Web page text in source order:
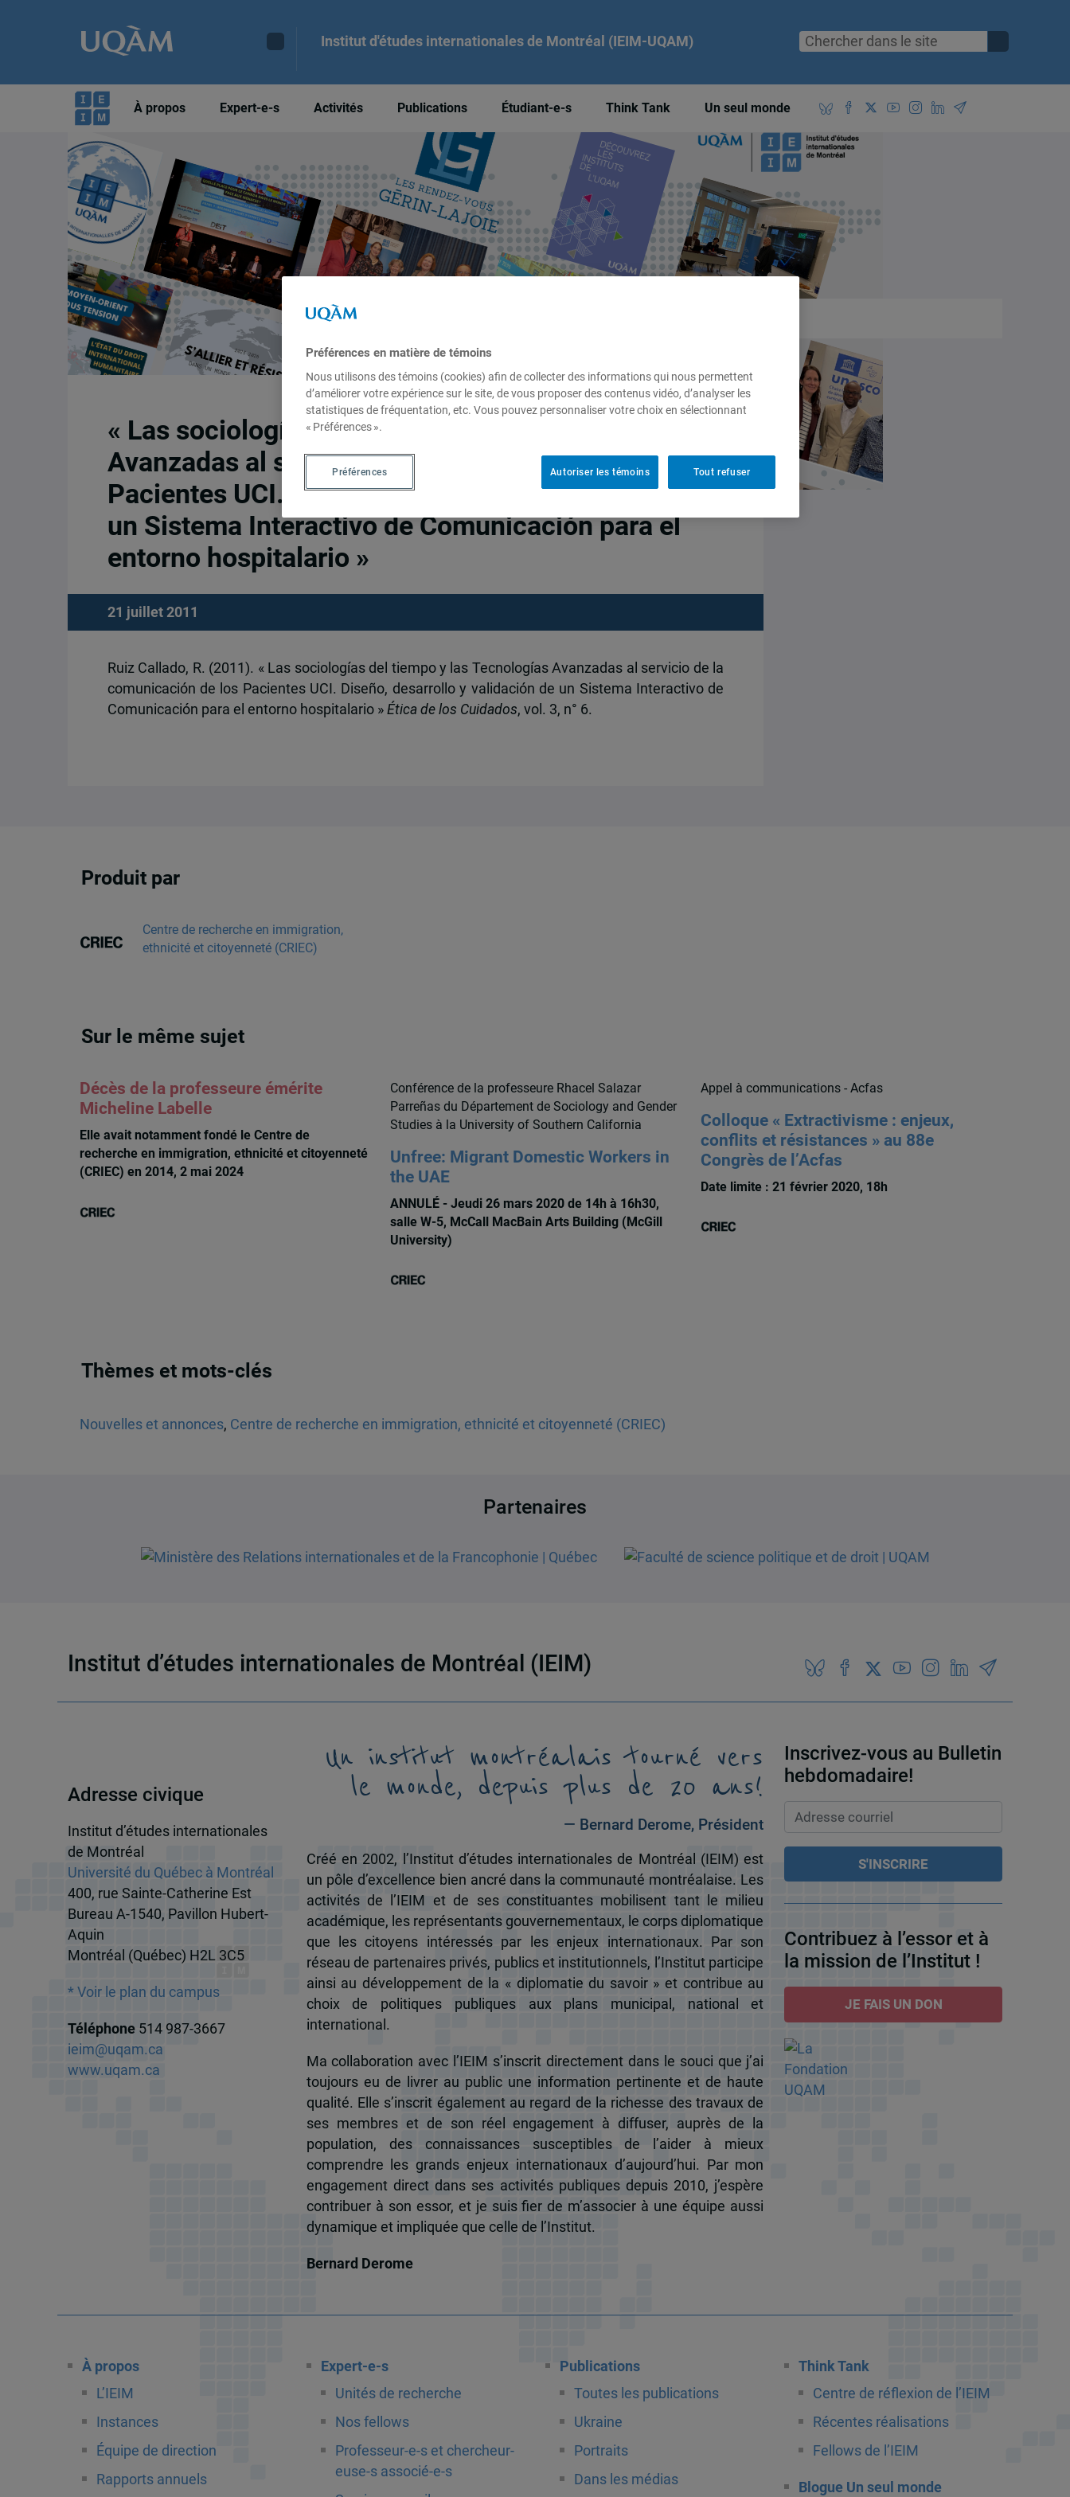
Institut d'études internationales de Montréal (IEIM-UQAM)
À propos Expert-e-s Activités Publications Étudiant-e-s Think Tank Un seul monde
« Las sociologías del tiempo y las Tecnologías
Avanzadas al servicio de la comunicación de los
Pacientes UCI. Diseño, desarrollo y validación de
un Sistema Interactivo de Comunicación para el
entorno hospitalario »
21 juillet 2011
Ruiz Callado, R. (2011). « Las sociologías del tiempo y las Tecnologías Avanzadas al servicio de la
comunicación de los Pacientes UCI. Diseño, desarrollo y validación de un Sistema Interactivo de
Comunicación para el entorno hospitalario » Ética de los Cuidados, vol. 3, n° 6.
Produit par
Centre de recherche en immigration,
ethnicité et citoyenneté (CRIEC)
Sur le même sujet
Décès de la professeure émérite
Micheline Labelle
Elle avait notamment fondé le Centre de
recherche en immigration, ethnicité et citoyenneté
(CRIEC) en 2014, 2 mai 2024
Conférence de la professeure Rhacel Salazar
Parreñas du Département de Sociology and Gender
Studies à la University of Southern California
Unfree: Migrant Domestic Workers in
the UAE
ANNULÉ - Jeudi 26 mars 2020 de 14h à 16h30,
salle W-5, McCall MacBain Arts Building (McGill
University)
Appel à communications - Acfas
Colloque « Extractivisme : enjeux,
conflits et résistances » au 88e
Congrès de l’Acfas
Date limite : 21 février 2020, 18h
Thèmes et mots-clés
Nouvelles et annonces, Centre de recherche en immigration, ethnicité et citoyenneté (CRIEC)
Partenaires
Institut d’études internationales de Montréal (IEIM)
Adresse civique
Institut d’études internationales
de Montréal
Université du Québec à Montréal
400, rue Sainte-Catherine Est
Bureau A-1540, Pavillon Hubert-
Aquin
Montréal (Québec) H2L 3C5
* Voir le plan du campus
Téléphone 514 987-3667
ieim@uqam.ca
www.uqam.ca
Un institut montréalais tourné vers
le monde, depuis plus de 20 ans!
— Bernard Derome, Président
Créé en 2002, l’Institut d’études internationales de Montréal (IEIM) est
un pôle d’excellence bien ancré dans la communauté montréalaise. Les
activités de l’IEIM et de ses constituantes mobilisent tant le milieu
académique, les représentants gouvernementaux, le corps diplomatique
que les citoyens intéressés par les enjeux internationaux. Par son
réseau de partenaires privés, publics et institutionnels, l’Institut participe
ainsi au développement de la « diplomatie du savoir » et contribue au
choix de politiques publiques aux plans municipal, national et
international.
Ma collaboration avec l’IEIM s’inscrit directement dans le souci que j’ai
toujours eu de livrer au public une information pertinente et de haute
qualité. Elle s’inscrit également au regard de la richesse des travaux de
ses membres et de son réel engagement à diffuser, auprès de la
population, des connaissances susceptibles de l’aider à mieux
comprendre les grands enjeux internationaux d’aujourd’hui. Par mon
engagement direct dans ses activités publiques depuis 2010, j’espère
contribuer à son essor, et je suis fier de m’associer à une équipe aussi
dynamique et impliquée que celle de l’Institut.
Bernard Derome
Inscrivez-vous au Bulletin
hebdomadaire!
Contribuez à l’essor et à
la mission de l’Institut !
JE FAIS UN DON
À propos
L’IEIM
Instances
Équipe de direction
Rapports annuels
Expert-e-s
Unités de recherche
Nos fellows
Professeur-e-s et chercheur-
euse-s associé-e-s
Publications
Toutes les publications
Ukraine
Portraits
Dans les médias
Think Tank
Centre de réflexion de l’IEIM
Récentes réalisations
Fellows de l’IEIM
Blogue Un seul monde
Préférences en matière de témoins
Nous utilisons des témoins (cookies) afin de collecter des informations qui nous permettent
d’améliorer votre expérience sur le site, de vous proposer des contenus vidéo, d’analyser les
statistiques de fréquentation, etc. Vous pouvez personnaliser votre choix en sélectionnant
« Préférences ».
Tout refuser
Autoriser les témoins
Préférences